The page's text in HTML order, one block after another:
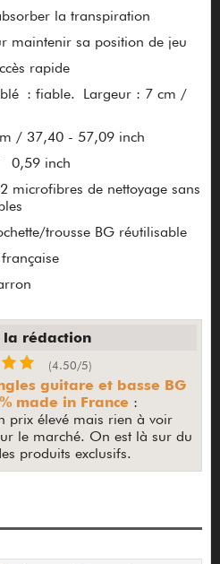
la transpiration
maintenir sa position de jeu
rapide
: fiable. Largeur : 7 cm /
/ 37,40 - 57,09 inch
0,59 inch
microfibres de nettoyage sans
trousse BG réutilisable
la rédaction
(4.50/5)
guitare et basse BG
made in France:
prix élevé mais rien à voir
le marché. On est là sur du
produits exclusifs.